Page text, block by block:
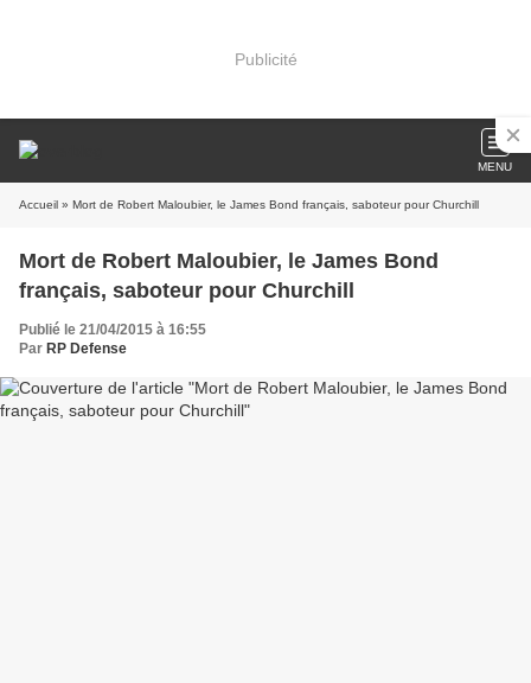
Publicité
MENU
Accueil » Mort de Robert Maloubier, le James Bond français, saboteur pour Churchill
Mort de Robert Maloubier, le James Bond
français, saboteur pour Churchill
Publié le 21/04/2015 à 16:55
Par RP Defense